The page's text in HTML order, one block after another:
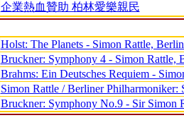
企業熱血贊助 柏林愛樂親民
Holst: The Planets - Simon Rattle,
Bruckner: Symphony 4 - Simon Rattle,
Brahms: Ein Deutsches Requiem -
Simon Rattle / Berliner Philharmoniker:
Bruckner: Symphony No.9 - Sir Simon